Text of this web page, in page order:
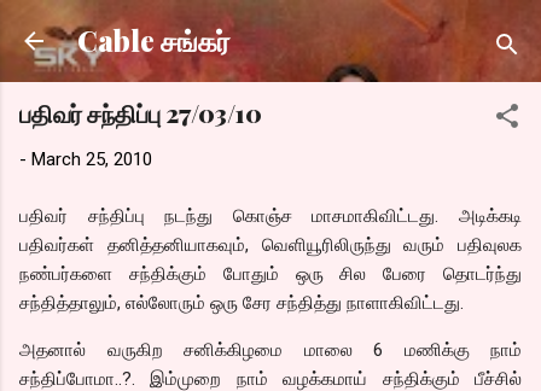
Skip to main content
Cable சங்கர்
பதிவர் சந்திப்பு 27/03/10
- March 25, 2010
பதிவர் சந்திப்பு நடந்து கொஞ்ச மாசமாகிவிட்டது. அடிக்கடி
பதிவர்கள் தனித்தனியாகவும், வெளியூரிலிருந்து வரும் பதிவுலக
நண்பர்களை சந்திக்கும் போதும் ஒரு சில பேரை தொடர்ந்து
சந்தித்தாலும், எல்லோரும் ஒரு சேர சந்தித்து நாளாகிவிட்டது.
அதனால் வருகிற சனிக்கிழமை மாலை 6 மணிக்கு நாம்
சந்திப்போமா..?. இம்முறை நாம் வழக்கமாய் சந்திக்கும் பீச்சில்